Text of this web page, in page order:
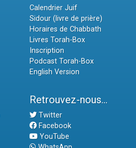
Calendrier Juif
Sidour (livre de prière)
Horaires de Chabbath
Livres Torah-Box
Inscription
Podcast Torah-Box
English Version
Retrouvez-nous...
Twitter
Facebook
YouTube